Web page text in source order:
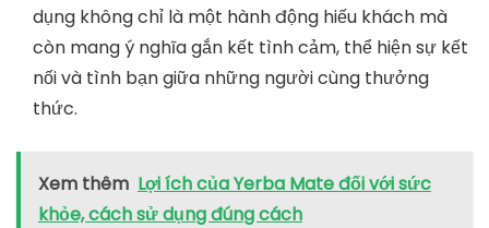
dụng không chỉ là một hành động hiếu khách mà
còn mang ý nghĩa gắn kết tình cảm, thể hiện sự kết
nối và tình bạn giữa những người cùng thưởng
thức.
Xem thêm Lợi ích của Yerba Mate đối với sức
khỏe, cách sử dụng đúng cách